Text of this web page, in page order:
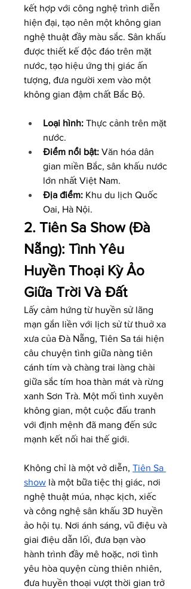
kết hợp với công nghệ trình diễn
hiện đại, tạo nên một không gian
nghệ thuật đầy màu sắc. Sân khấu
được thiết kế độc đáo trên mặt
nước, tạo hiệu ứng thị giác ấn
tượng, đưa người xem vào một
không gian đậm chất Bắc Bộ.
Loại hình: Thực cảnh trên mặt
nước.
Điểm nổi bật: Văn hóa dân
gian miền Bắc, sân khấu nước
lớn nhất Việt Nam.
Địa điểm: Khu du lịch Quốc
Oai, Hà Nội.
2. Tiên Sa Show (Đà
Nẵng): Tình Yêu
Huyền Thoại Kỳ Ảo
Giữa Trời Và Đất
Lấy cảm hứng từ huyền sử lãng
mạn gắn liền với lịch sử từ thuở xa
xưa của Đà Nẵng, Tiên Sa tái hiện
câu chuyện tình giữa nàng tiên
cánh tím và chàng trai làng chài
giữa sắc tím hoa thàn mát và rừng
xanh Sơn Trà. Một mối tình xuyên
không gian, một cuộc đấu tranh
với định mệnh đã mang đến sức
mạnh kết nối hai thế giới.
Không chỉ là một vở diễn, Tiên Sa
show là một bữa tiệc thị giác, nơi
nghệ thuật múa, nhạc kịch, xiếc
và công nghệ sân khấu 3D huyền
ảo hội tụ. Nơi ánh sáng, vũ điệu và
giai điệu dẫn lối, đưa bạn vào
hành trình đầy mê hoặc, nơi tình
yêu hòa quyện cùng thiên nhiên,
đưa huyền thoại vượt thời gian trở